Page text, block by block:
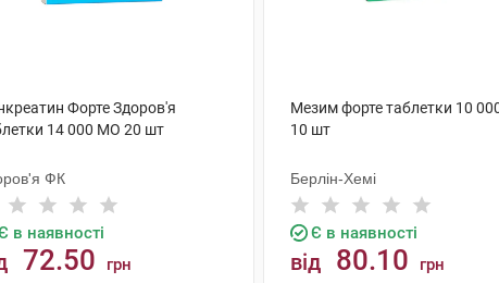
Форте Здоров'я
14 000 МО 20 шт
ФК
в наявності
72.50 грн
Мезим форте таблетки 10
10 шт
Берлін-Хемі
Є в наявності
від 80.10 грн